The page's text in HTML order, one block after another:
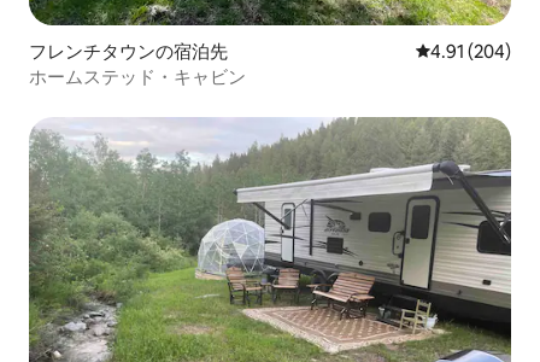
フレンチタウンの宿泊先 レビュー204
4.91 (204)
ホームステッド・キャビン